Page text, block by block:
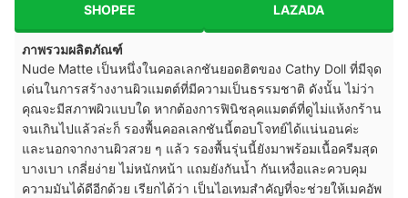
SHOPEE LAZADA
ภาพรวมผลิตภัณฑ์
Nude Matte เป็นหนึ่งในคอลเลกชันยอดฮิตของ Cathy Doll ที่มีจุด
เด่นในการสร้างงานผิวแมตต์ที่มีความเป็นธรรมชาติ ดังนั้น ไม่ว่า
คุณจะมีสภาพผิวแบบใด หากต้องการฟินิชลุคแมตต์ที่ดูไม่แห้งกร้าน
จนเกินไปแล้วล่ะก็ รองพื้นคอลเลกชันนี้ตอบโจทย์ได้แน่นอนค่ะ
และนอกจากงานผิวสวย ๆ แล้ว รองพื้นรุ่นนี้ยังมาพร้อมเนื้อครีมสุด
บางเบา เกลี่ยง่าย ไม่หนักหน้า แถมยังกันน้ำ กันเหงื่อและควบคุม
ความมันได้ดีอีกด้วย เรียกได้ว่า เป็นไอเทมสำคัญที่จะช่วยให้เมคอัพ